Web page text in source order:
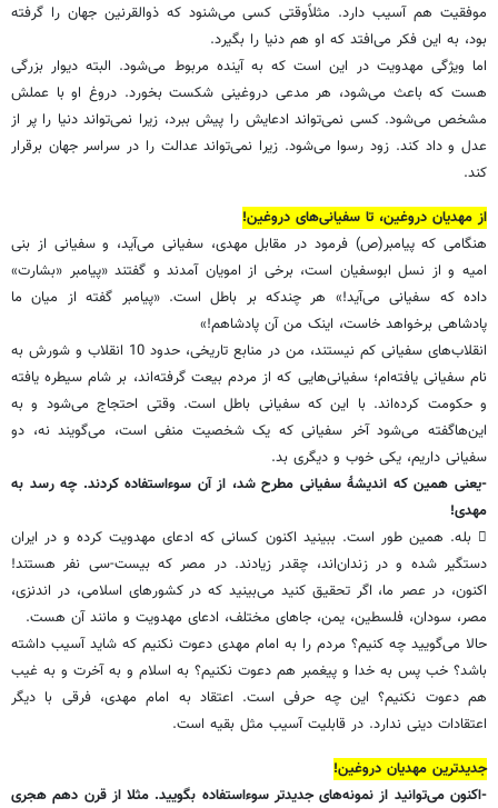
موفقیت هم آسیب دارد. مثلاًوقتی کسی می‌شنود که ذوالقرنین جهان را گرفته
بود، به این فکر می‌افتد که او هم دنیا را بگیرد.
اما ویژگی مهدویت در این است که به آینده مربوط می‌شود. البته دیوار بزرگی
هست که باعث می‌شود، هر مدعی دروغینی شکست بخورد. دروغ او با عملش
مشخص می‌شود. کسی نمی‌تواند ادعایش را پیش ببرد، زیرا نمی‌تواند دنیا را پر از
عدل و داد کند. زود رسوا می‌شود. زیرا نمی‌تواند عدالت را در سراسر جهان برقرار
کند.
از مهدیان دروغین، تا سفیانی‌های دروغین!
هنگامی که پیامبر(ص) فرمود در مقابل مهدی، سفیانی می‌آید، و سفیانی از بنی
امیه و از نسل ابوسفیان است، برخی از امویان آمدند و گفتند «پیامبر «بشارت»
داده که سفیانی می‌آید!» هر چندکه بر باطل است. «پیامبر گفته از میان ما
پادشاهی برخواهد خاست، اینک من آن پادشاهم!»
انقلاب‌های سفیانی کم نیستند، من در منابع تاریخی، حدود 10 انقلاب و شورش به
نام سفیانی یافته‌ام؛ سفیانی‌هایی که از مردم بیعت گرفته‌اند، بر شام سیطره یافته
و حکومت کرده‌اند. با این که سفیانی باطل است. وقتی احتجاج می‌شود و به
این‌هاگفته می‌شود آخر سفیانی که یک شخصیت منفی است، می‌گویند نه، دو
سفیانی داریم، یکی خوب و دیگری بد.
-یعنی همین که اندیشۀ سفیانی مطرح شد، از آن سوءاستفاده کردند. چه رسد به
مهدی!
 بله. همین طور است. ببینید اکنون کسانی که ادعای مهدویت کرده و در ایران
دستگیر شده و در زندان‌اند، چقدر زیادند. در مصر که بیست-سی نفر هستند!
اکنون، در عصر ما، اگر تحقیق کنید می‌بینید که در کشورهای اسلامی، در اندنزی،
مصر، سودان، فلسطین، یمن، جاهای مختلف، ادعای مهدویت و مانند آن هست.
حالا می‌گویید چه کنیم؟ مردم را به امام مهدی دعوت نکنیم که شاید آسیب داشته
باشد؟ خب پس به خدا و پیغمبر هم دعوت نکنیم؟ به اسلام و به آخرت و به غیب
هم دعوت نکنیم؟ این چه حرفی است. اعتقاد به امام مهدی، فرقی با دیگر
اعتقادات دینی ندارد. در قابلیت آسیب مثل بقیه است.
جدیدترین مهدیان دروغین!
-اکنون می‌توانید از نمونه‌های جدیدتر سوءاستفاده بگویید. مثلا از قرن دهم هجری